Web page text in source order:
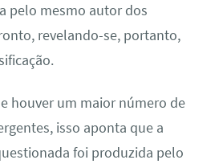
pelo mesmo autor dos
revelando-se, portanto,
houver um maior número de
isso aponta que a
foi produzida pelo